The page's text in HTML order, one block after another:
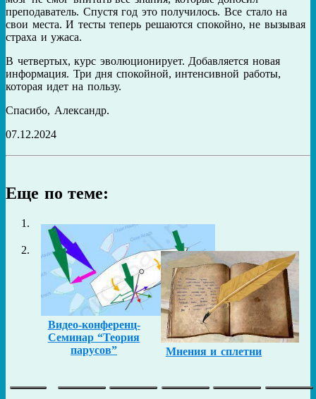
преподаватель. Спустя год это получилось. Все стало на
свои места. И тесты теперь решаются спокойно, не вызывая
страха и ужаса.
В четвертых, курс эволюционирует. Добавляется новая
информация. Три дня спокойной, интенсивной работы,
которая идет на пользу.
Спасибо, Александр.
07.12.2024
Еще по теме:
Видео-конференц-
Семинар “Теория
парусов”
Мнения и сплетни